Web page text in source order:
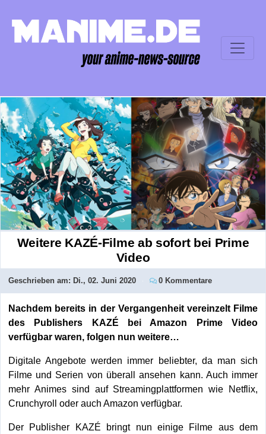
Weitere KAZÉ-Filme ab sofort bei Prime
Video
Geschrieben am: Di., 02. Juni 2020 0 Kommentare
Nachdem bereits in der Vergangenheit vereinzelt Filme
des Publishers KAZÉ bei Amazon Prime Video
verfügbar waren, folgen nun weitere…
Digitale Angebote werden immer beliebter, da man sich
Filme und Serien von überall ansehen kann. Auch immer
mehr Animes sind auf Streamingplattformen wie Netflix,
Crunchyroll oder auch Amazon verfügbar.
Der Publisher KAZÉ bringt nun einige Filme aus dem